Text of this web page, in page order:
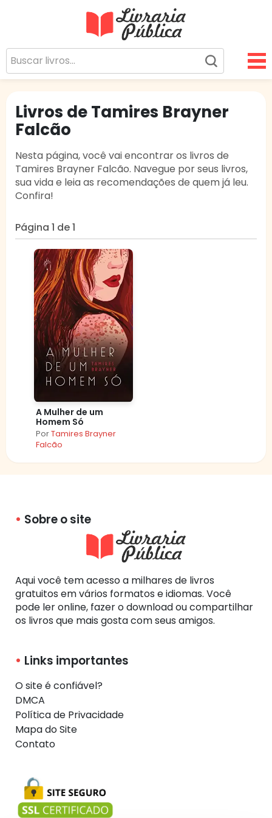
Sua Biblioteca Virtual Gratuita
Livros de Tamires Brayner
Falcão
Nesta página, você vai encontrar os livros de
Tamires Brayner Falcão. Navegue por seus livros,
sua vida e leia as recomendações de quem já leu.
Confira!
Página 1 de 1
A Mulher de um
Homem Só
PorTamires Brayner
Falcão
Sobre o site
Aqui você tem acesso a milhares de livros
gratuitos em vários formatos e idiomas. Você
pode ler online, fazer o download ou compartilhar
os livros que mais gosta com seus amigos.
Links importantes
O site é confiável?
DMCA
Política de Privacidade
Mapa do Site
Contato